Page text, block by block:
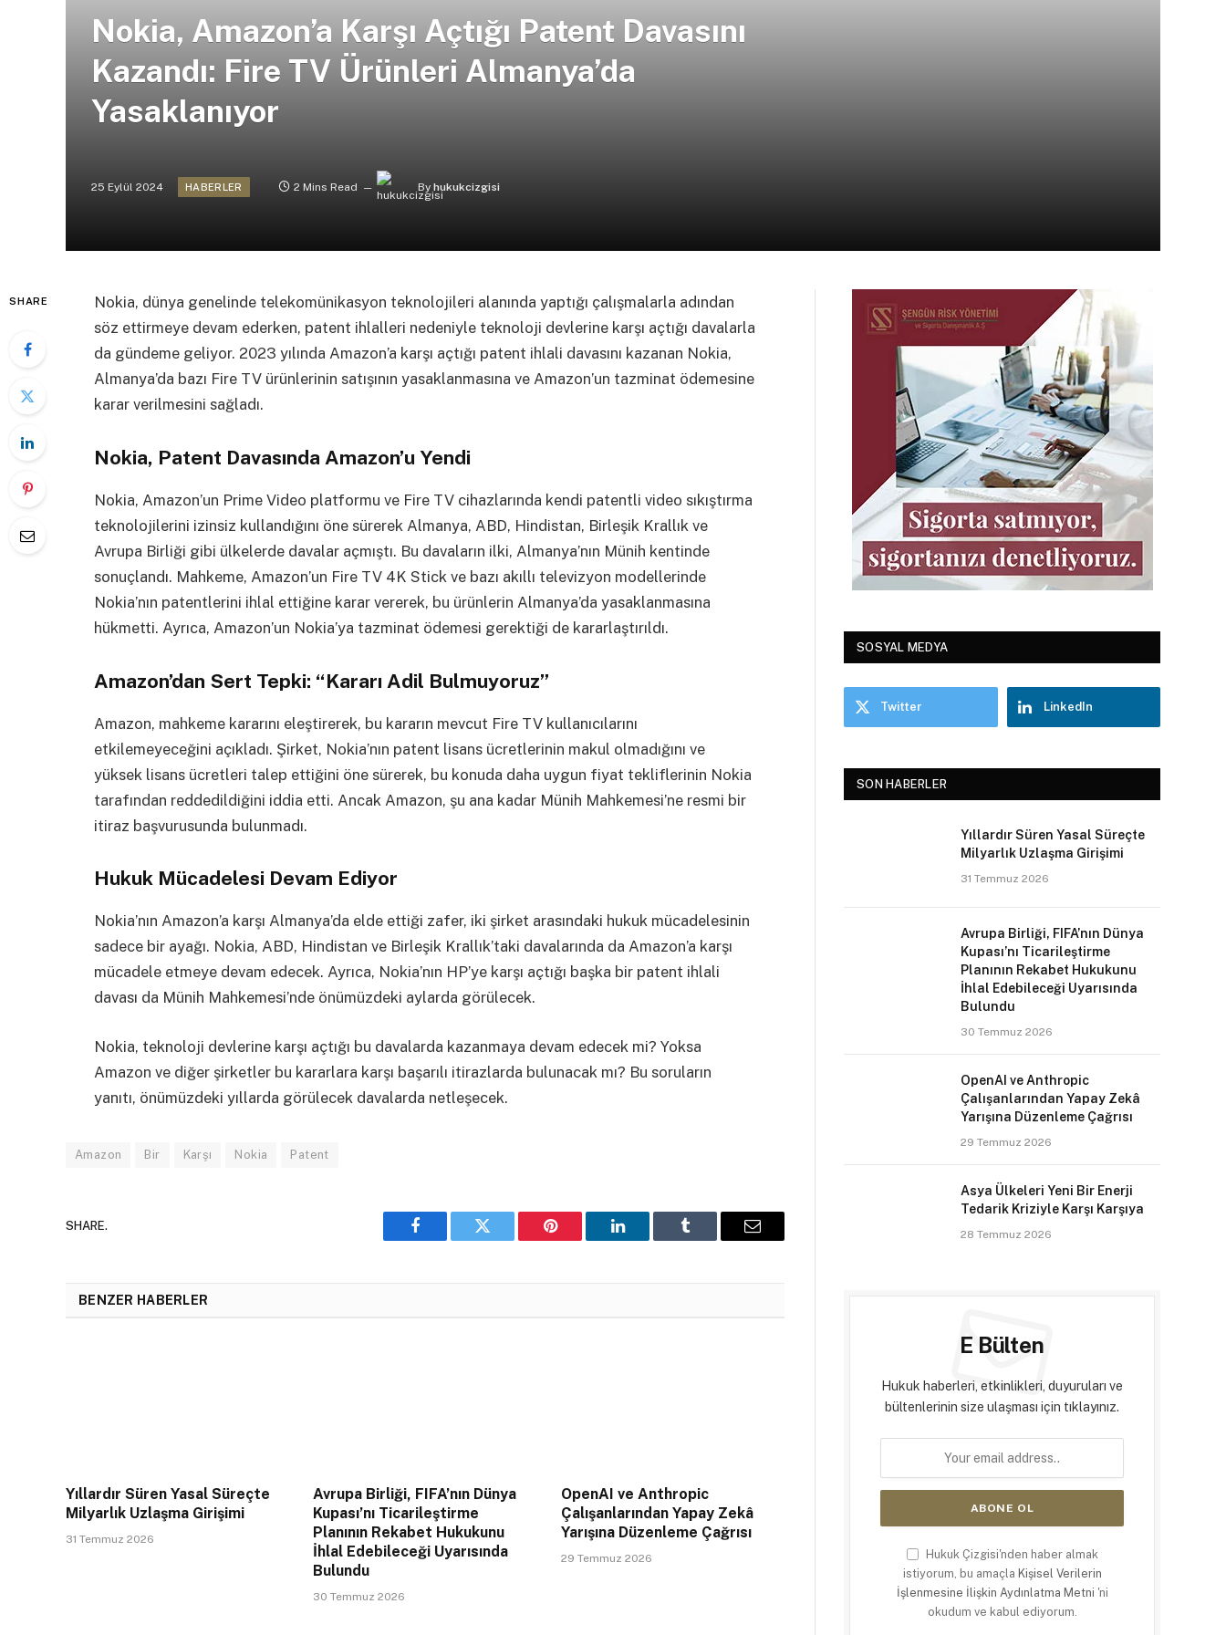
Nokia, Amazon’a Karşı Açtığı Patent Davasını
Kazandı: Fire TV Ürünleri Almanya’da
Yasaklanıyor
25 Eylül 2024 HABERLER 2 Mins Read By hukukcizgisi
SHARE
Nokia, dünya genelinde telekomünikasyon teknolojileri alanında yaptığı çalışmalarla adından
söz ettirmeye devam ederken, patent ihlalleri nedeniyle teknoloji devlerine karşı açtığı davalarla
da gündeme geliyor. 2023 yılında Amazon’a karşı açtığı patent ihlali davasını kazanan Nokia,
Almanya’da bazı Fire TV ürünlerinin satışının yasaklanmasına ve Amazon’un tazminat ödemesine
karar verilmesini sağladı.
Nokia, Patent Davasında Amazon’u Yendi
Nokia, Amazon’un Prime Video platformu ve Fire TV cihazlarında kendi patentli video sıkıştırma
teknolojilerini izinsiz kullandığını öne sürerek Almanya, ABD, Hindistan, Birleşik Krallık ve
Avrupa Birliği gibi ülkelerde davalar açmıştı. Bu davaların ilki, Almanya’nın Münih kentinde
sonuçlandı. Mahkeme, Amazon’un Fire TV 4K Stick ve bazı akıllı televizyon modellerinde
Nokia’nın patentlerini ihlal ettiğine karar vererek, bu ürünlerin Almanya’da yasaklanmasına
hükmetti. Ayrıca, Amazon’un Nokia’ya tazminat ödemesi gerektiği de kararlaştırıldı.
Amazon’dan Sert Tepki: “Kararı Adil Bulmuyoruz”
Amazon, mahkeme kararını eleştirerek, bu kararın mevcut Fire TV kullanıcılarını
etkilemeyeceğini açıkladı. Şirket, Nokia’nın patent lisans ücretlerinin makul olmadığını ve
yüksek lisans ücretleri talep ettiğini öne sürerek, bu konuda daha uygun fiyat tekliflerinin Nokia
tarafından reddedildiğini iddia etti. Ancak Amazon, şu ana kadar Münih Mahkemesi’ne resmi bir
itiraz başvurusunda bulunmadı.
Hukuk Mücadelesi Devam Ediyor
Nokia’nın Amazon’a karşı Almanya’da elde ettiği zafer, iki şirket arasındaki hukuk mücadelesinin
sadece bir ayağı. Nokia, ABD, Hindistan ve Birleşik Krallık’taki davalarında da Amazon’a karşı
mücadele etmeye devam edecek. Ayrıca, Nokia’nın HP’ye karşı açtığı başka bir patent ihlali
davası da Münih Mahkemesi’nde önümüzdeki aylarda görülecek.
Nokia, teknoloji devlerine karşı açtığı bu davalarda kazanmaya devam edecek mi? Yoksa
Amazon ve diğer şirketler bu kararlara karşı başarılı itirazlarda bulunacak mı? Bu soruların
yanıtı, önümüzdeki yıllarda görülecek davalarda netleşecek.
Amazon Bir Karşı Nokia Patent
SHARE.
Facebook Twitter Pinterest LinkedIn Tumblr Email
BENZER HABERLER
Yıllardır Süren Yasal Süreçte
Milyarlık Uzlaşma Girişimi
31 Temmuz 2026
Avrupa Birliği, FIFA’nın Dünya
Kupası’nı Ticarileştirme
Planının Rekabet Hukukunu
İhlal Edebileceği Uyarısında
Bulundu
30 Temmuz 2026
OpenAI ve Anthropic
Çalışanlarından Yapay Zekâ
Yarışına Düzenleme Çağrısı
29 Temmuz 2026
SOSYAL MEDYA
Twitter LinkedIn
SON HABERLER
Yıllardır Süren Yasal Süreçte
Milyarlık Uzlaşma Girişimi
31 Temmuz 2026
Avrupa Birliği, FIFA’nın Dünya
Kupası’nı Ticarileştirme
Planının Rekabet Hukukunu
İhlal Edebileceği Uyarısında
Bulundu
30 Temmuz 2026
OpenAI ve Anthropic
Çalışanlarından Yapay Zekâ
Yarışına Düzenleme Çağrısı
29 Temmuz 2026
Asya Ülkeleri Yeni Bir Enerji
Tedarik Kriziyle Karşı Karşıya
28 Temmuz 2026
E Bülten
Hukuk haberleri, etkinlikleri, duyuruları ve
bültenlerinin size ulaşması için tıklayınız.
Hukuk Çizgisi'nden haber almak
istiyorum, bu amaçla Kişisel Verilerin
İşlenmesine İlişkin Aydınlatma Metni 'ni
okudum ve kabul ediyorum.